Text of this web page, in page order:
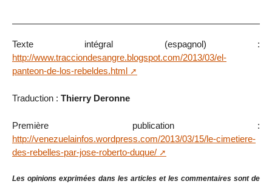
Texte intégral (espagnol) :
http://www.tracciondesangre.blogspot.com/2013/03/el-
panteon-de-los-rebeldes.html
Traduction : Thierry Deronne
Première publication :
http://venezuelainfos.wordpress.com/2013/03/15/le-cimetiere-
des-rebelles-par-jose-roberto-duque/
Les opinions exprimées dans les articles et les commentaires sont de